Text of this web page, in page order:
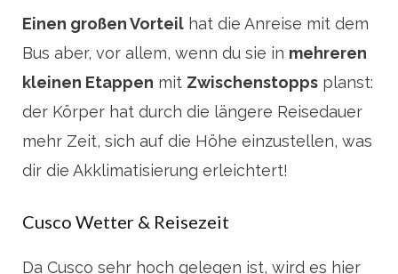
Einen großen Vorteil hat die Anreise mit dem
Bus aber, vor allem, wenn du sie in mehreren
kleinen Etappen mit Zwischenstopps planst:
der Körper hat durch die längere Reisedauer
mehr Zeit, sich auf die Höhe einzustellen, was
dir die Akklimatisierung erleichtert!
Cusco Wetter & Reisezeit
Da Cusco sehr hoch gelegen ist, wird es hier